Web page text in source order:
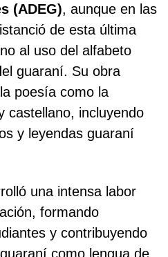
(ADEG), aunque en las
de esta última
al uso del alfabeto
guaraní. Su obra
poesía como la
castellano, incluyendo
y leyendas guaraní
una intensa labor
formando
y contribuyendo
como lengua de